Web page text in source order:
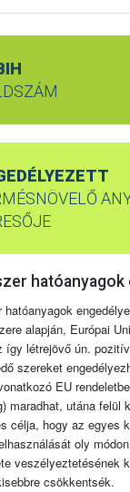
alapján, Európai
így létrejövő ún.
szereket
EU
maradhat, utána
célja, hogy az egyes
oly
veszélyeztetésének
csökkentsék.